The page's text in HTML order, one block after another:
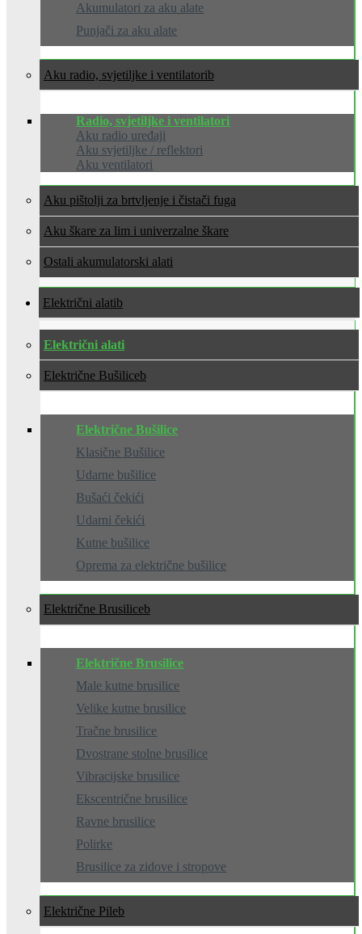
Akumulatori za aku alate
Punjači za aku alate
Aku radio, svjetiljke i ventilatori
Radio, svjetiljke i ventilatori
Aku radio uređaji
Aku svjetiljke / reflektori
Aku ventilatori
Aku pištolji za brtvljenje i čistači fuga
Aku škare za lim i univerzalne škare
Ostali akumulatorski alati
Električni alati
Električni alati
Električne Bušilice
Električne Bušilice
Klasične Bušilice
Udarne bušilice
Bušaći čekići
Udarni čekići
Kutne bušilice
Oprema za električne bušilice
Električne Brusilice
Električne Brusilice
Male kutne brusilice
Velike kutne brusilice
Tračne brusilice
Dvostrane stolne brusilice
Vibracijske brusilice
Ekscentrične brusilice
Ravne brusilice
Polirke
Brusilice za zidove i stropove
Električne Pile